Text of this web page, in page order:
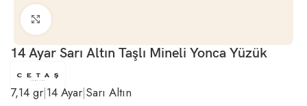
Büyütmek için tıklayın
14 Ayar Sarı Altın Taşlı Mineli Yonca Yüzük
7,14 gr|14 Ayar|Sarı Altın